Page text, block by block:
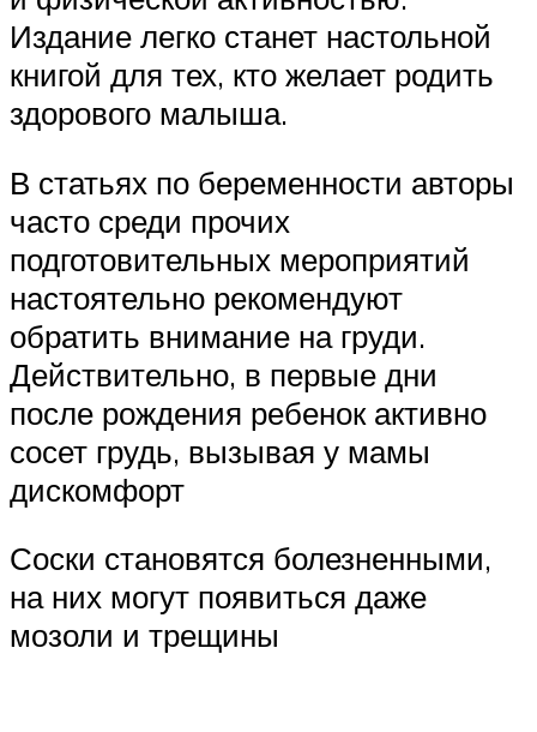
Издание легко станет настольной
книгой для тех, кто желает родить
здорового малыша.
В статьях по беременности авторы
часто среди прочих
подготовительных мероприятий
настоятельно рекомендуют
обратить внимание на груди.
Действительно, в первые дни
после рождения ребенок активно
сосет грудь, вызывая у мамы
дискомфорт
Соски становятся болезненными,
на них могут появиться даже
мозоли и трещины